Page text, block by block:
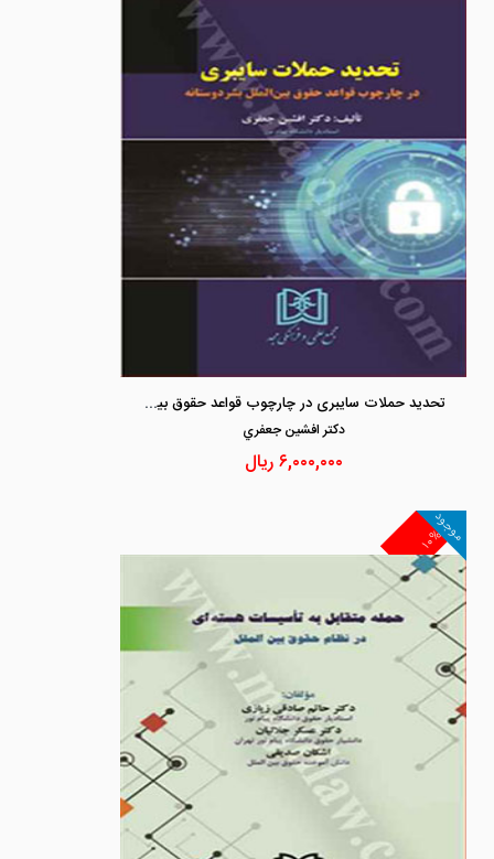
تحدید حملات سایبری در چارچوب قواعد حقوق بین الملل بشر دوستانه
دكتر افشين جعفري
۶,۰۰۰,۰۰۰ریال
۱۰%
موجود